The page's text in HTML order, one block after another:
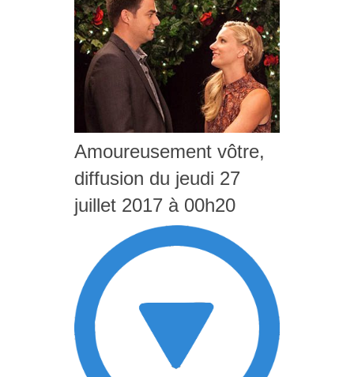
Amoureusement vôtre,
diffusion du jeudi 27
juillet 2017 à 00h20